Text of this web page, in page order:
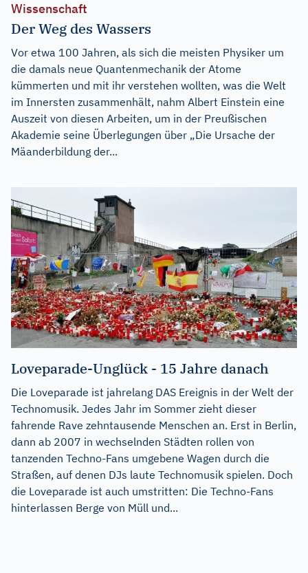
Wissenschaft
Der Weg des Wassers
Vor etwa 100 Jahren, als sich die meisten Physiker um
die damals neue Quantenmechanik der Atome
kümmerten und mit ihr verstehen wollten, was die Welt
im Innersten zusammenhält, nahm Albert Einstein eine
Auszeit von diesen Arbeiten, um in der Preußischen
Akademie seine Überlegungen über „Die Ursache der
Mäanderbildung der...
Loveparade-Unglück - 15 Jahre danach
Die Loveparade ist jahrelang DAS Ereignis in der Welt der
Technomusik. Jedes Jahr im Sommer zieht dieser
fahrende Rave zehntausende Menschen an. Erst in Berlin,
dann ab 2007 in wechselnden Städten rollen von
tanzenden Techno-Fans umgebene Wagen durch die
Straßen, auf denen DJs laute Technomusik spielen. Doch
die Loveparade ist auch umstritten: Die Techno-Fans
hinterlassen Berge von Müll und...